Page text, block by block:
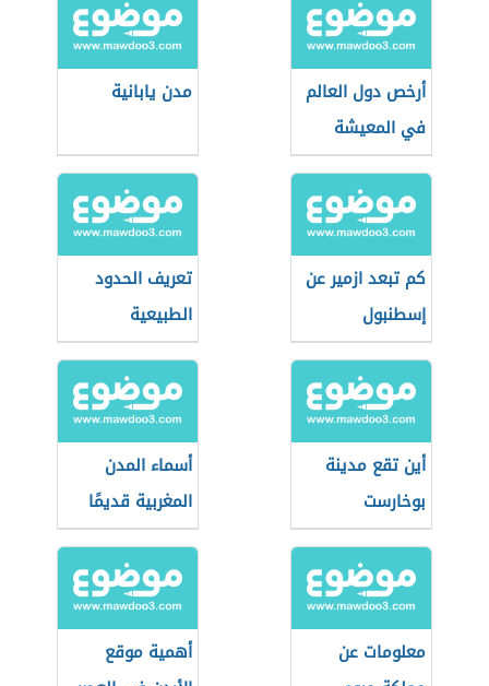
أرخص دول العالم
في المعيشة
2021
مدن يابانية
كم تبعد ازمير عن
إسطنبول
تعريف الحدود
الطبيعية
أين تقع مدينة
بوخارست
أسماء المدن
المغربية قديمًا
معلومات عن
أهمية موقع